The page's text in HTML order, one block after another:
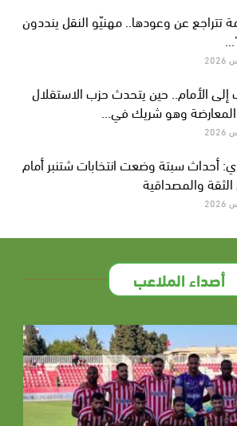
تتراجع عن وعودها.. مهنيّو النقل ينددون
إلى الأمام.. حين يتحدث حزب الاستقلال
وهو شريك في…
أحداث سبتة وضعت انتخابات شتنبر أمام
الثقة والمصداقية
أصداء الملاعب